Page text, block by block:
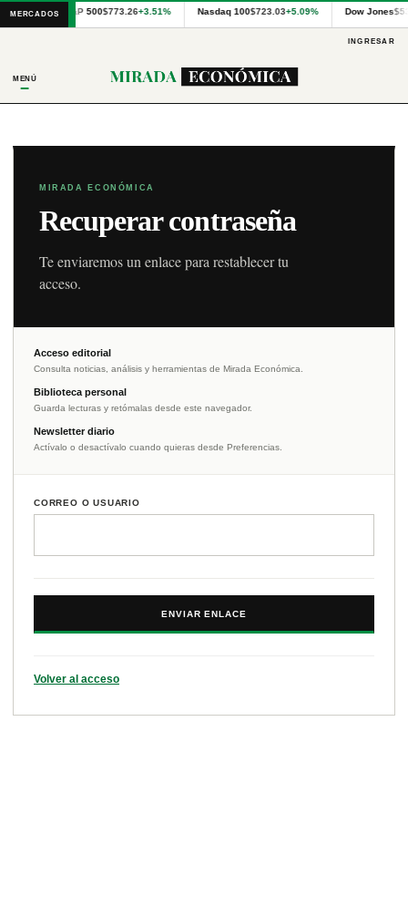
MERCADOS S&P 500$773.26+3.51% Nasdaq 100$723.03+5.09% Dow Jones
Cotizaciones
internacionales
Financial
Modeling
Prep
Latinex
Panamá.
INGRESAR
MENÚ
MIRADA ECONÓMICA
Recuperar contraseña
Te enviaremos un enlace para restablecer tu
acceso.
Acceso editorial
Consulta noticias, análisis y herramientas de Mirada Económica.
Biblioteca personal
Guarda lecturas y retómalas desde este navegador.
Newsletter diario
Actívalo o desactívalo cuando quieras desde Preferencias.
CORREO O USUARIO
ENVIAR ENLACE
Volver al acceso